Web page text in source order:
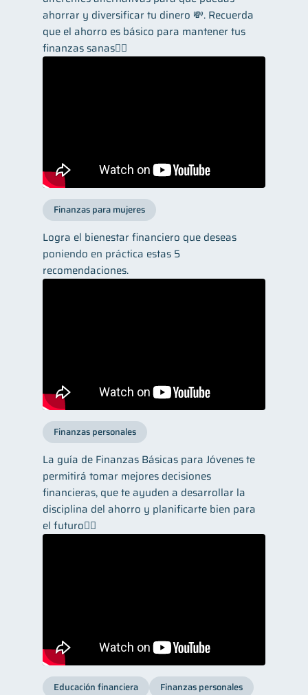
ahorrar y diversificar tu dinero 💸. Recuerda
que el ahorro es básico para mantener tus
finanzas sanas👌🏼
Finanzas para mujeres
Logra el bienestar financiero que deseas
poniendo en práctica estas 5
recomendaciones.
Finanzas personales
La guía de Finanzas Básicas para Jóvenes te
permitirá tomar mejores decisiones
financieras, que te ayuden a desarrollar la
disciplina del ahorro y planificarte bien para
el futuro👌🏼
Educación financiera Finanzas personales